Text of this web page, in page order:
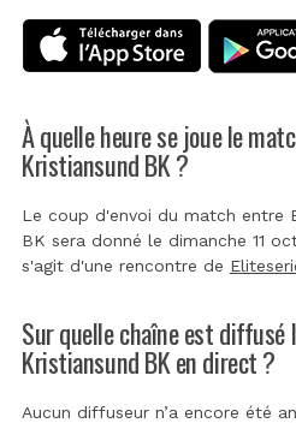
À quelle heure se joue le
Kristiansund BK ?
Le coup d'envoi du match entre
BK sera donné le dimanche 11
s'agit d'une rencontre de
Sur quelle chaîne est
Kristiansund BK en direct ?
Aucun diffuseur n’a encore été